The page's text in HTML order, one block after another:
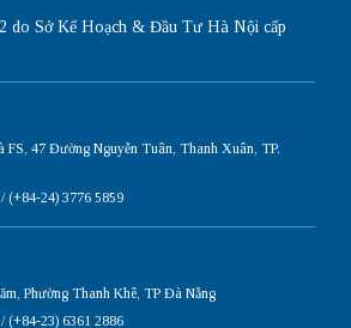
do Sở Kế Hoạch & Đầu Tư Hà Nội cấp
FS, 47 Đường Nguyễn Tuân, Thanh Xuân, TP.
(+84-24) 3776 5859
Phường Thanh Khê, TP Đà Nẵng
(+84-23) 6361 2886